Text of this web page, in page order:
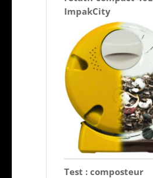
ImpakCity
Test : composteur